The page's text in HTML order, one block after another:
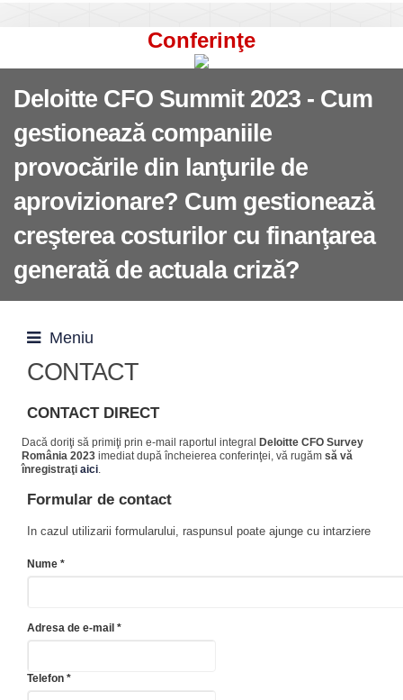
Conferinţe
Deloitte CFO Summit 2023 - Cum
gestionează companiile
provocările din lanţurile de
aprovizionare? Cum gestionează
creşterea costurilor cu finanţarea
generată de actuala criză?
Meniu
CONTACT
CONTACT DIRECT
Dacă doriţi să primiţi prin e-mail raportul integral Deloitte CFO Survey
România 2023 imediat după încheierea conferinţei, vă rugămsă vă
înregistraţiaici.
Formular de contact
In cazul utilizarii formularului, raspunsul poate ajunge cu intarziere
Nume *
Adresa de e-mail *
Telefon *